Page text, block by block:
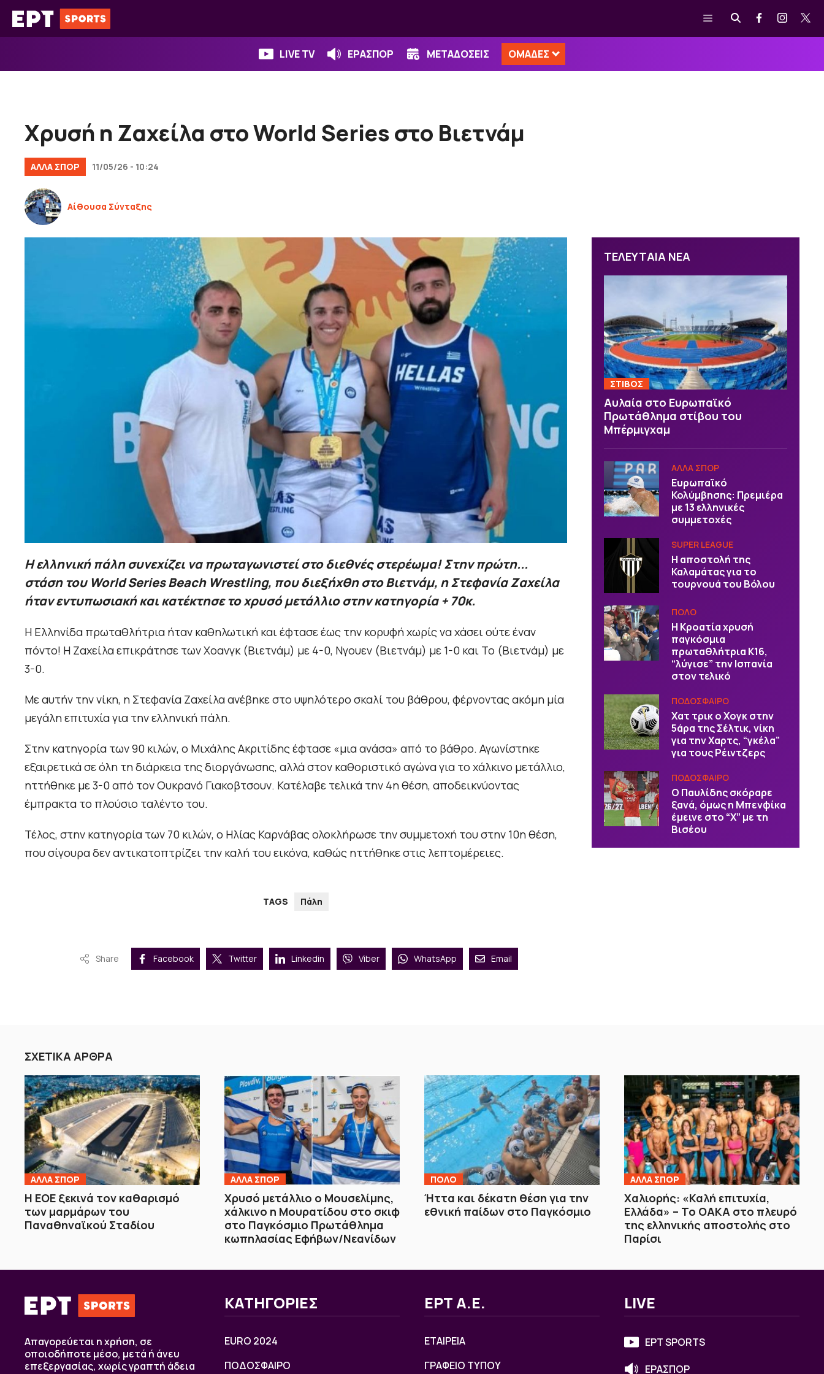
Μετάβαση
σε
Μενού
LIVE TV ΕΡΑΣΠΟΡ ΜΕΤΑΔΟΣΕΙΣ ΟΜΑΔΕΣ
Χρυσή η Ζαχείλα στο World Series στο Βιετνάμ
ΑΛΛΑ ΣΠΟΡ 11/05/26 - 10:24
Αίθουσα Σύνταξης
Η ελληνική πάλη συνεχίζει να πρωταγωνιστεί στο διεθνές στερέωμα! Στην πρώτη...
στάση του World Series Beach Wrestling, που διεξήχθη στο Βιετνάμ, η Στεφανία Ζαχείλα
ήταν εντυπωσιακή και κατέκτησε το χρυσό μετάλλιο στην κατηγορία + 70κ.
Η Ελληνίδα πρωταθλήτρια ήταν καθηλωτική και έφτασε έως την κορυφή χωρίς να χάσει ούτε έναν
πόντο! Η Ζαχείλα επικράτησε των Χοανγκ (Βιετνάμ) με 4-0, Νγουεν (Βιετνάμ) με 1-0 και Το (Βιετνάμ) με
3-0.
Με αυτήν την νίκη, η Στεφανία Ζαχείλα ανέβηκε στο υψηλότερο σκαλί του βάθρου, φέρνοντας ακόμη μία
μεγάλη επιτυχία για την ελληνική πάλη.
Στην κατηγορία των 90 κιλών, ο Μιχάλης Ακριτίδης έφτασε «μια ανάσα» από το βάθρο. Αγωνίστηκε
εξαιρετικά σε όλη τη διάρκεια της διοργάνωσης, αλλά στον καθοριστικό αγώνα για το χάλκινο μετάλλιο,
ηττήθηκε με 3-0 από τον Ουκρανό Γιακοβτσουν. Κατέλαβε τελικά την 4η θέση, αποδεικνύοντας
έμπρακτα το πλούσιο ταλέντο του.
Τέλος, στην κατηγορία των 70 κιλών, ο Ηλίας Καρνάβας ολοκλήρωσε την συμμετοχή του στην 10η θέση,
που σίγουρα δεν αντικατοπτρίζει την καλή του εικόνα, καθώς ηττήθηκε στις λεπτομέρειες.
TAGS Πάλη
Share Facebook Twitter Linkedin Viber WhatsApp Email
ΤΕΛΕΥΤΑΙΑ ΝΕΑ
ΣΤΙΒΟΣ
Αυλαία στο Ευρωπαϊκό
Πρωτάθλημα στίβου του
Μπέρμιγχαμ
ΑΛΛΑ ΣΠΟΡ
Ευρωπαϊκό
Κολύμβησης: Πρεμιέρα
με 13 ελληνικές
συμμετοχές
SUPER LEAGUE
Η αποστολή της
Καλαμάτας για το
τουρνουά του Βόλου
ΠΟΛΟ
Η Κροατία χρυσή
παγκόσμια
πρωταθλήτρια Κ16,
“λύγισε” την Ισπανία
στον τελικό
ΠΟΔΟΣΦΑΙΡΟ
Χατ τρικ ο Χογκ στην
5άρα της Σέλτικ, νίκη
για την Χαρτς, “γκέλα”
για τους Ρέιντζερς
ΠΟΔΟΣΦΑΙΡΟ
Ο Παυλίδης σκόραρε
ξανά, όμως η Μπενφίκα
έμεινε στο “Χ” με τη
Βισέου
ΣΧΕΤΙΚΑ ΑΡΘΡΑ
ΑΛΛΑ ΣΠΟΡ
Η ΕΟΕ ξεκινά τον καθαρισμό
των μαρμάρων του
Παναθηναϊκού Σταδίου
ΑΛΛΑ ΣΠΟΡ
Χρυσό μετάλλιο ο Μουσελίμης,
χάλκινο η Μουρατίδου στο σκιφ
στο Παγκόσμιο Πρωτάθλημα
κωπηλασίας Εφήβων/Νεανίδων
ΠΟΛΟ
Ήττα και δέκατη θέση για την
εθνική παίδων στο Παγκόσμιο
ΑΛΛΑ ΣΠΟΡ
Χαλιορής: «Καλή επιτυχία,
Ελλάδα» – Το ΟΑΚΑ στο πλευρό
της ελληνικής αποστολής στο
Παρίσι
Απαγορεύεται η χρήση, σε
οποιοδήποτε μέσο, μετά ή άνευ
επεξεργασίας, χωρίς γραπτή άδεια
ΚΑΤΗΓΟΡΙΕΣ
EURO 2024
ΠΟΔΟΣΦΑΙΡΟ
ΕΡΤ Α.Ε.
ΕΤΑΙΡΕΙΑ
ΓΡΑΦΕΙΟ ΤΥΠΟΥ
LIVE
ΕΡΤ SPORTS
ΕΡΑΣΠΟΡ